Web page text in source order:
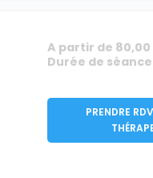
A partir de 80,00
Durée de
PRENDRE